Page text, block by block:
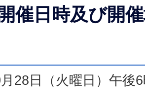
催日時及び開
28日（火曜日）午後